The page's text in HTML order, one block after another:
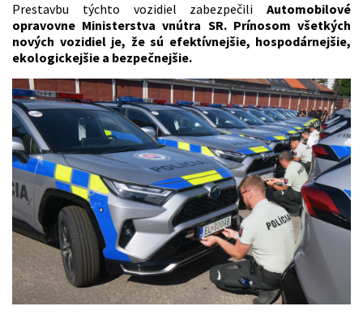
Prestavbu týchto vozidiel zabezpečili Automobilové
opravovne Ministerstva vnútra SR. Prínosom všetkých
nových vozidiel je, že sú efektívnejšie, hospodárnejšie,
ekologickejšie a bezpečnejšie.